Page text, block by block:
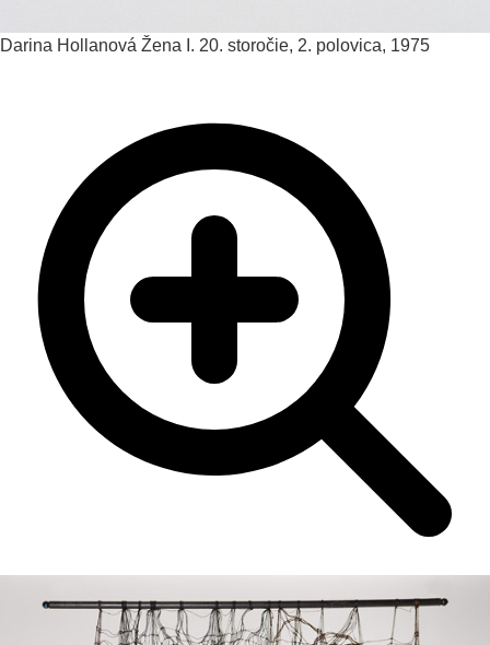
Darina Hollanová Žena I. 20. storočie, 2. polovica, 1975